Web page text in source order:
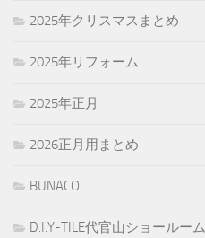
2025年クリスマスまとめ
2025年リフォーム
2025年正月
2026正月用まとめ
BUNACO
D.I.Y-TILE代官山ショールーム